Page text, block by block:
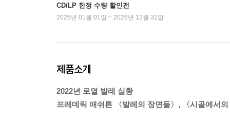
CD/LP 한정 수량 할인전
2026년 01월 01일 ~ 2026년 12월 31일
제품소개
2022년 로열 발레 실황
프레데릭 애쉬튼 〈발레의 장면들〉, 〈시골에서